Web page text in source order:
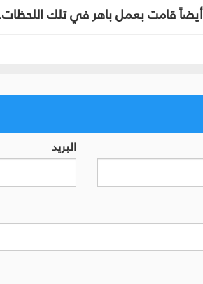
قامت بعمل باهر في تلك
البريد